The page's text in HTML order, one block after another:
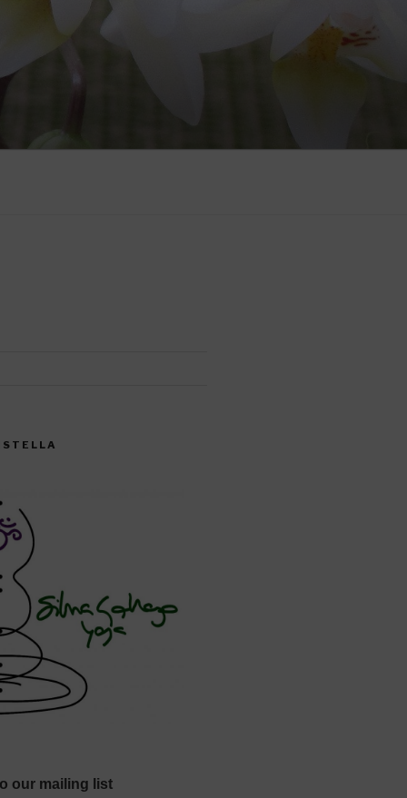
our mailing list